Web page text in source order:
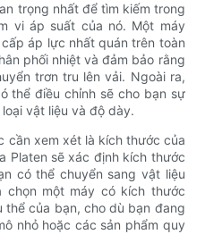
trọng nhất để tìm kiếm trong
vi áp suất của nó. Một máy
áp lực nhất quán trên toàn
phối nhiệt và đảm bảo rằng
trơn tru lên vải. Ngoài ra,
thể điều chỉnh sẽ cho bạn sự
vật liệu và độ dày.
cần xem xét là kích thước của
Platen sẽ xác định kích thước
có thể chuyển sang vật liệu
chọn một máy có kích thước
thể của bạn, cho dù bạn đang
nhỏ hoặc các sản phẩm quy